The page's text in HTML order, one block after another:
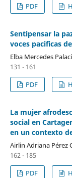
PDF
Sentipensar la
voces pacificas
Elba Mercedes
131 - 161
PDF
La mujer
social en
en un contexto
Airlin Adriana Pérez
162 - 185
PDF